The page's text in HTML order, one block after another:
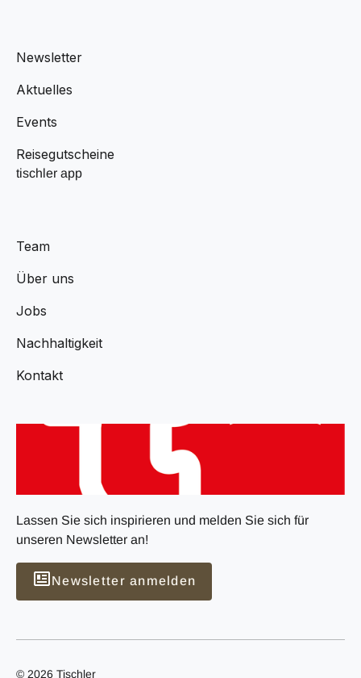
Newsletter
Aktuelles
Events
Reisegutscheine
tischler app
Team
Über uns
Jobs
Nachhaltigkeit
Kontakt
Lassen Sie sich inspirieren und melden Sie sich für
unseren Newsletter an!
Newsletter anmelden
© 2026 Tischler